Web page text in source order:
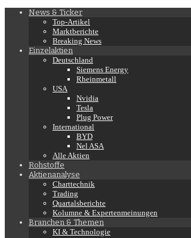
News & Ticker
Top-Artikel
Marktberichte
Breaking News
Einzelaktien
Deutschland
Siemens Energy
Rheinmetall
USA
Nvidia
Tesla
Plug Power
International
BYD
Nel ASA
Alle Aktien
Rohstoffe
Aktienanalyse
Charttechnik
Trading
Quartalsberichte
Kolumne & Expertenmeinungen
Branchen & Themen
KI & Technologie